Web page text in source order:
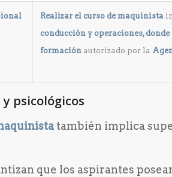
Realizar el curso de maquinista
conducción y operaciones,
formación autorizado por la
psicológicos
también implica
que los aspirantes